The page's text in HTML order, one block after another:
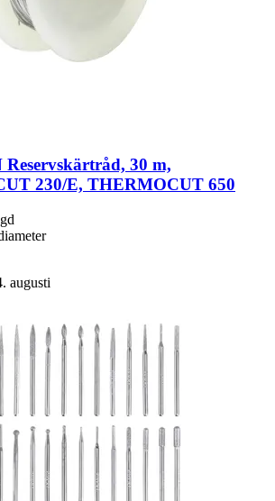
Reservskärtråd, 30 m,
230/E, THERMOCUT 650
augusti